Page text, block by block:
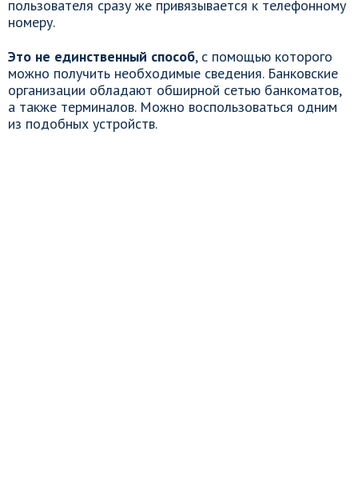
пользователя сразу же привязывается к телефонному
номеру.
Это не единственный способ, с помощью которого
можно получить необходимые сведения. Банковские
организации обладают обширной сетью банкоматов,
а также терминалов. Можно воспользоваться одним
из подобных устройств.